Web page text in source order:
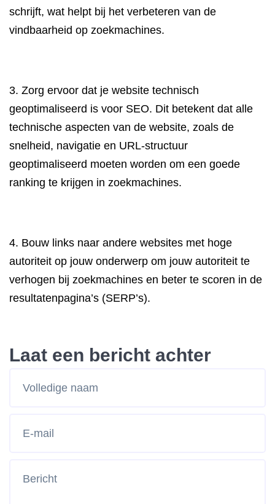
schrijft, wat helpt bij het verbeteren van de
vindbaarheid op zoekmachines.
3. Zorg ervoor dat je website technisch
geoptimaliseerd is voor SEO. Dit betekent dat alle
technische aspecten van de website, zoals de
snelheid, navigatie en URL-structuur
geoptimaliseerd moeten worden om een goede
ranking te krijgen in zoekmachines.
4. Bouw links naar andere websites met hoge
autoriteit op jouw onderwerp om jouw autoriteit te
verhogen bij zoekmachines en beter te scoren in de
resultatenpagina’s (SERP’s).
Laat een bericht achter